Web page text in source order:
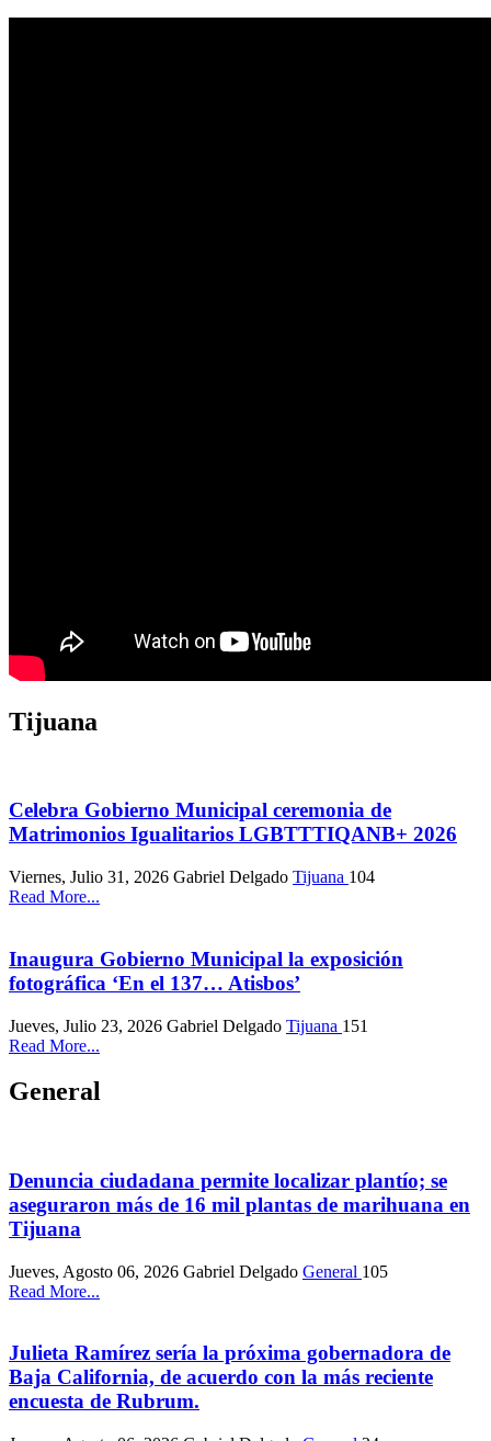
Tijuana
Celebra Gobierno Municipal ceremonia de
Matrimonios Igualitarios LGBTTTIQANB+ 2026
Viernes, Julio 31, 2026 Gabriel Delgado Tijuana 104
Read More...
Inaugura Gobierno Municipal la exposición
fotográfica ‘En el 137… Atisbos’
Jueves, Julio 23, 2026 Gabriel Delgado Tijuana 151
Read More...
General
Denuncia ciudadana permite localizar plantío; se
aseguraron más de 16 mil plantas de marihuana en
Tijuana
Jueves, Agosto 06, 2026 Gabriel Delgado General 105
Read More...
Julieta Ramírez sería la próxima gobernadora de
Baja California, de acuerdo con la más reciente
encuesta de Rubrum.